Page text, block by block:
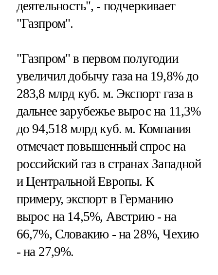
деятельность", - подчеркивает
"Газпром".
"Газпром" в первом полугодии
увеличил добычу газа на 19,8% до
283,8 млрд куб. м. Экспорт газа в
дальнее зарубежье вырос на 11,3%
до 94,518 млрд куб. м. Компания
отмечает повышенный спрос на
российский газ в странах Западной
и Центральной Европы. К
примеру, экспорт в Германию
вырос на 14,5%, Австрию - на
66,7%, Словакию - на 28%, Чехию
- на 27,9%.